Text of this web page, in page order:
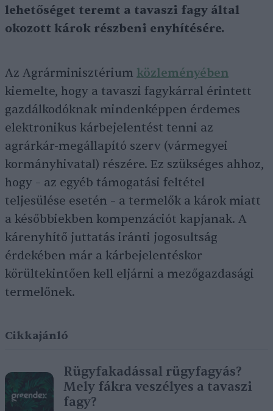
lehetőséget teremt a tavaszi fagy által
okozott károk részbeni enyhítésére.
Az Agrárminisztérium közleményében
kiemelte, hogy a tavaszi fagykárral érintett
gazdálkodóknak mindenképpen érdemes
elektronikus kárbejelentést tenni az
agrárkár-megállapító szerv (vármegyei
kormányhivatal) részére. Ez szükséges ahhoz,
hogy – az egyéb támogatási feltétel
teljesülése esetén – a termelők a károk miatt
a későbbiekben kompenzációt kapjanak. A
kárenyhítő juttatás iránti jogosultság
érdekében már a kárbejelentéskor
körültekintően kell eljárni a mezőgazdasági
termelőnek.
Cikkajánló
Rügyfakadással rügyfagyás?
Mely fákra veszélyes a tavaszi
fagy?